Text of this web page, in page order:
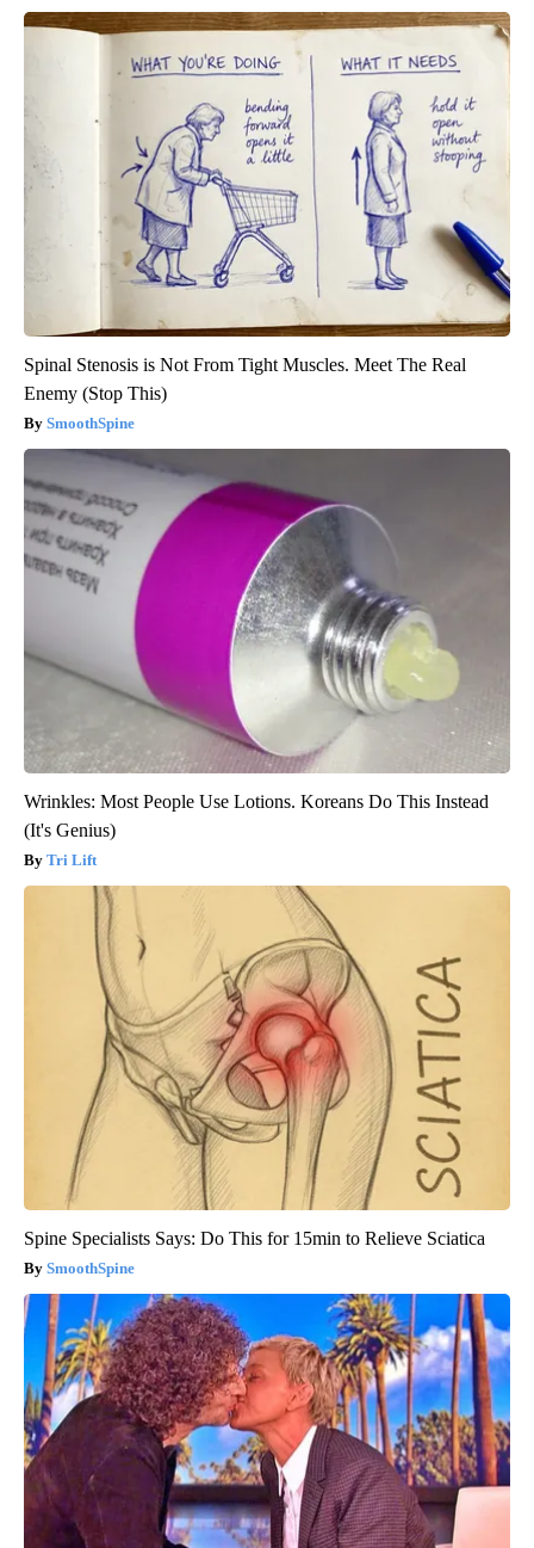
Spinal Stenosis is Not From Tight Muscles. Meet The Real
Enemy (Stop This)
SmoothSpine
Wrinkles: Most People Use Lotions. Koreans Do This Instead
(It's Genius)
Tri Lift
Spine Specialists Says: Do This for 15min to Relieve Sciatica
SmoothSpine